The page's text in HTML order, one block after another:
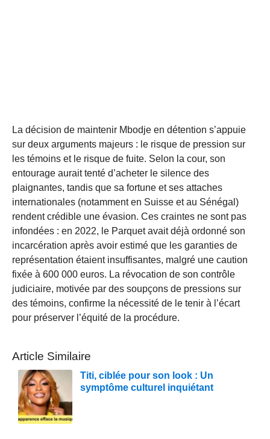
La décision de maintenir Mbodje en détention s’appuie
sur deux arguments majeurs : le risque de pression sur
les témoins et le risque de fuite. Selon la cour, son
entourage aurait tenté d’acheter le silence des
plaignantes, tandis que sa fortune et ses attaches
internationales (notamment en Suisse et au Sénégal)
rendent crédible une évasion. Ces craintes ne sont pas
infondées : en 2022, le Parquet avait déjà ordonné son
incarcération après avoir estimé que les garanties de
représentation étaient insuffisantes, malgré une caution
fixée à 600 000 euros. La révocation de son contrôle
judiciaire, motivée par des soupçons de pressions sur
des témoins, confirme la nécessité de le tenir à l’écart
pour préserver l’équité de la procédure.
Article Similaire
Titi, ciblée pour son look : Un
symptôme culturel inquiétant